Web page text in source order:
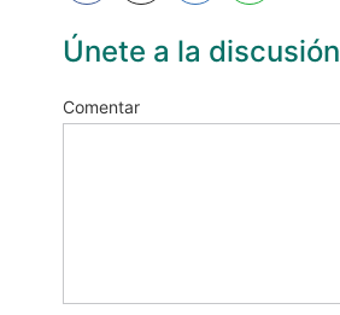
Únete a la discusión
Comentar